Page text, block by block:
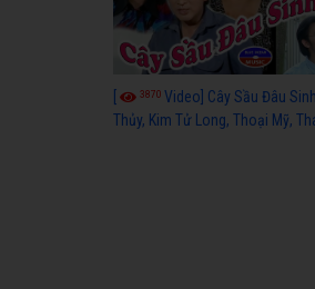
3870 Video] Cây Sầu Đâu
Thủy, Kim Tử Long, Thoại Mỹ,